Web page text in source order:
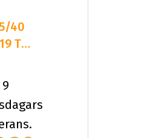
40
TL
XL
9